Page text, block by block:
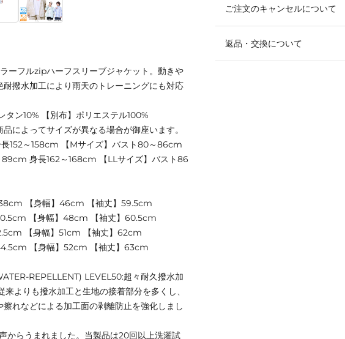
ご注文のキャンセルについて
返品・交換について
ーフルzipハーフスリーブジャケット。動きや
撥水加工により雨天のトレーニングにも対応
ン10% 【別布】ポリエステル100%
によってサイズが異なる場合が御座います。
152～158cm 【Mサイズ】バスト80～86cm
身長162～168cm 【LLサイズ】バスト86
【身幅】46cm 【袖丈】59.5cm
【身幅】48cm 【袖丈】60.5cm
【身幅】51cm 【袖丈】62cm
【身幅】52cm 【袖丈】63cm
REPELLENT) LEVEL50:超々耐久撥水加
よりも撥水加工と生地の接着部分を多くし、
れなどによる加工面の剥離防止を強化しまし
からうまれました。当製品は20回以上洗濯試